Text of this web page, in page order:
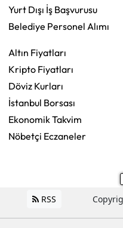
Yurt Dışı İş Başvurusu
Belediye Personel Alımı
Altın Fiyatları
Kripto Fiyatları
Döviz Kurları
İstanbul Borsası
Ekonomik Takvim
Nöbetçi Eczaneler
RSS